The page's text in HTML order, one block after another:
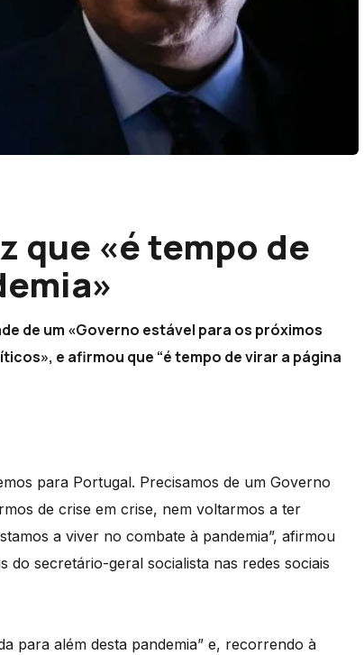
que «é tempo de
de um «Governo estável para os próximos
e afirmou que “é tempo de virar a página
para Portugal. Precisamos de um Governo
de crise em crise, nem voltarmos a ter
a viver no combate à pandemia”, afirmou
do secretário-geral socialista nas redes sociais
para além desta pandemia” e, recorrendo à